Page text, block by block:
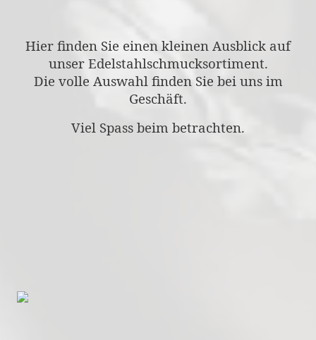
Hier finden Sie einen kleinen Ausblick auf
unser Edelstahlschmucksortiment.
Die volle Auswahl finden Sie bei uns im
Geschäft.
Viel Spass beim betrachten.